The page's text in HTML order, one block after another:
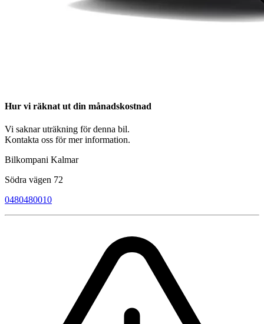
Hur vi räknat ut din månadskostnad
Vi saknar uträkning för denna bil.
Kontakta oss för mer information.
Bilkompani Kalmar
Södra vägen 72
0480480010